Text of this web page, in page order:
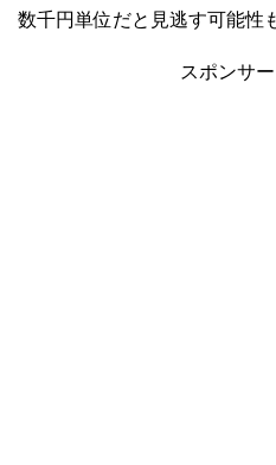
数千円単位だと見逃す可能性
スポンサ